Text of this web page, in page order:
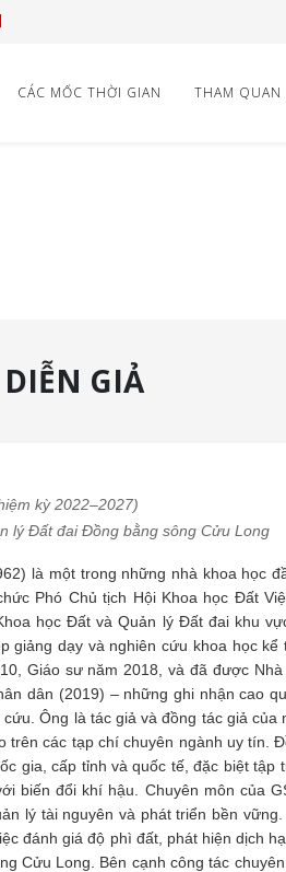
CÁC MỐC THỜI GIAN THAM QUAN
GIẢ
kỳ 2022–2027)
lý Đất đai Đồng bằng sông Cửu Long
là một trong những nhà khoa học
Phó Chủ tịch Hội Khoa học Đất
học Đất và Quản lý Đất đai khu
giảng dạy và nghiên cứu khoa học kể
Giáo sư năm 2018, và đã được
dân (2019) – những ghi nhận cao
Ông là tác giả và đồng tác giả của
trên các tạp chí chuyên ngành uy tín.
gia, cấp tỉnh và quốc tế, đặc biệt tập
biến đổi khí hậu. Chuyên môn của
lý tài nguyên và phát triển bền
đánh giá độ phì đất, phát hiện dịch
Cửu Long. Bên cạnh công tác